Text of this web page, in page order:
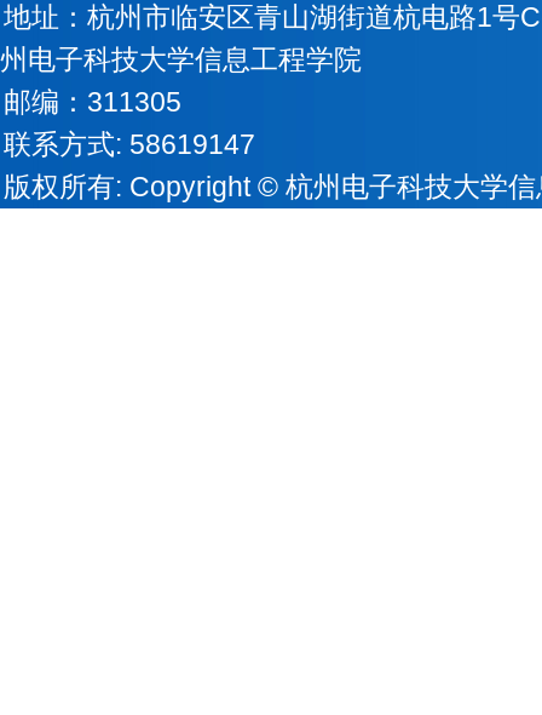
地址：杭州市临安区青山湖街道杭电路1号
州电子科技大学信息工程学院
邮编：311305
联系方式: 58619147
版权所有: Copyright © 杭州电子科技大学